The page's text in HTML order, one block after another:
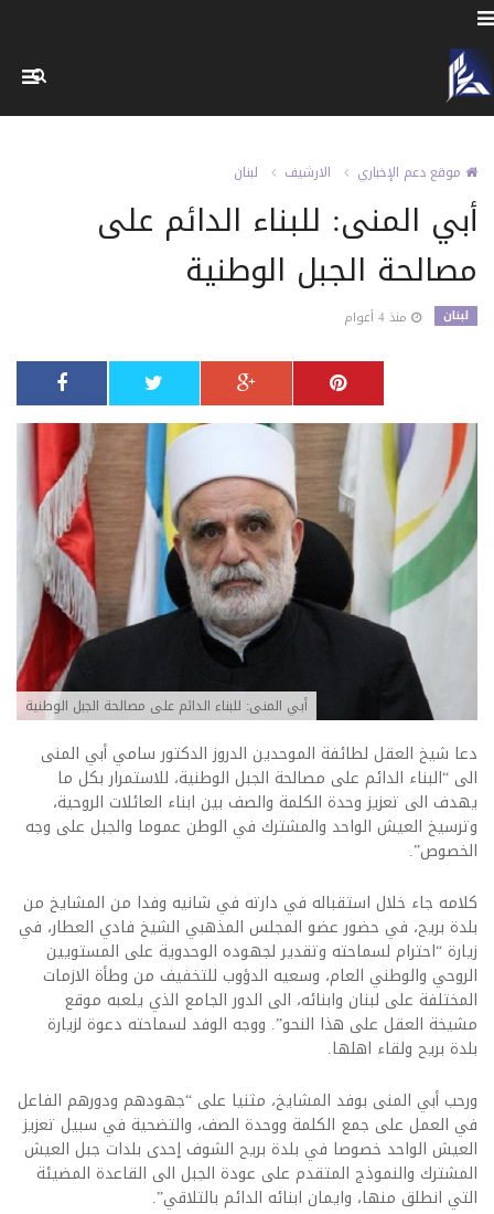
موقع دعم الإخباري الارشيف لبنان
أبي المنى: للبناء الدائم على
مصالحة الجبل الوطنية
لبنان منذ 4 أعوام
أبي المنى: للبناء الدائم على مصالحة الجبل الوطنية
دعا شيخ العقل لطائفة الموحدين الدروز الدكتور سامي أبي المنى
الى “البناء الدائم على مصالحة الجبل الوطنية، للاستمرار بكل ما
يهدف الى تعزيز وحدة الكلمة والصف بين ابناء العائلات الروحية،
وترسيخ العيش الواحد والمشترك في الوطن عموما والجبل على وجه
الخصوص”.
كلامه جاء خلال استقباله في دارته في شانيه وفدا من المشايخ من
بلدة بريح، في حضور عضو المجلس المذهبي الشيخ فادي العطار، في
زيارة “احترام لسماحته وتقدير لجهوده الوحدوية على المستويين
الروحي والوطني العام، وسعيه الدؤوب للتخفيف من وطأة الازمات
المختلفة على لبنان وابنائه، الى الدور الجامع الذي يلعبه موقع
مشيخة العقل على هذا النحو”. ووجه الوفد لسماحته دعوة لزيارة
بلدة بريح ولقاء اهلها.
ورحب أبي المنى بوفد المشايخ، مثنيا على “جهودهم ودورهم الفاعل
في العمل على جمع الكلمة ووحدة الصف، والتضحية في سبيل تعزيز
العيش الواحد خصوصا في بلدة بريح الشوف إحدى بلدات جبل العيش
المشترك والنموذج المتقدم على عودة الجبل الى القاعدة المضيئة
التي انطلق منها، وايمان ابنائه الدائم بالتلاقي”.